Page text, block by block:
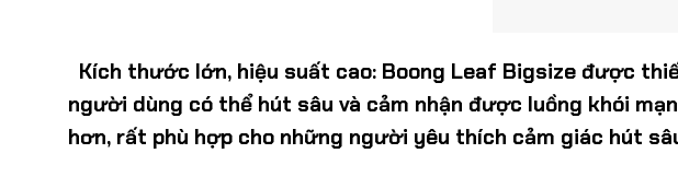
Kích thước lớn, hiệu suất cao: Boong Leaf Bigsize được
người dùng có thể hút sâu và cảm nhận được luồng khói
hơn, rất phù hợp cho những người yêu thích cảm giác hút